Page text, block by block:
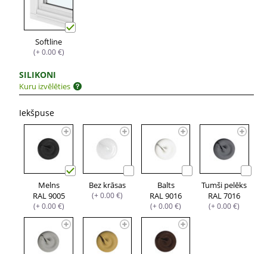
Softline
(+ 0.00 €)
SILIKONI
Kuru izvēlēties
Iekšpuse
Melns
RAL 9005
(+ 0.00 €)
Bez krāsas
(+ 0.00 €)
Balts
RAL 9016
(+ 0.00 €)
Tumši pelēks
RAL 7016
(+ 0.00 €)